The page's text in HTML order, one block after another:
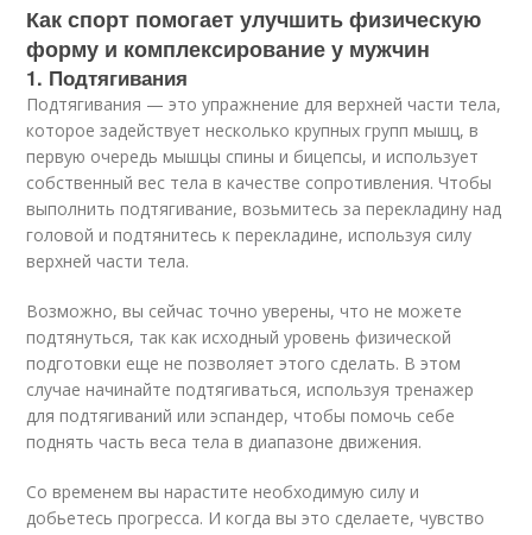
Как спорт помогает улучшить физическую
форму и комплексирование у мужчин
1. Подтягивания
Подтягивания — это упражнение для верхней части тела,
которое задействует несколько крупных групп мышц, в
первую очередь мышцы спины и бицепсы, и использует
собственный вес тела в качестве сопротивления. Чтобы
выполнить подтягивание, возьмитесь за перекладину над
головой и подтянитесь к перекладине, используя силу
верхней части тела.
Возможно, вы сейчас точно уверены, что не можете
подтянуться, так как исходный уровень физической
подготовки еще не позволяет этого сделать. В этом
случае начинайте подтягиваться, используя тренажер
для подтягиваний или эспандер, чтобы помочь себе
поднять часть веса тела в диапазоне движения.
Со временем вы нарастите необходимую силу и
добьетесь прогресса. И когда вы это сделаете, чувство